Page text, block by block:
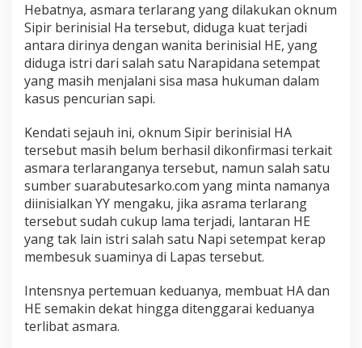
Hebatnya, asmara terlarang yang dilakukan oknum
Sipir berinisial Ha tersebut, diduga kuat terjadi
antara dirinya dengan wanita berinisial HE, yang
diduga istri dari salah satu Narapidana setempat
yang masih menjalani sisa masa hukuman dalam
kasus pencurian sapi.
Kendati sejauh ini, oknum Sipir berinisial HA
tersebut masih belum berhasil dikonfirmasi terkait
asmara terlaranganya tersebut, namun salah satu
sumber suarabutesarko.com yang minta namanya
diinisialkan YY mengaku, jika asrama terlarang
tersebut sudah cukup lama terjadi, lantaran HE
yang tak lain istri salah satu Napi setempat kerap
membesuk suaminya di Lapas tersebut.
Intensnya pertemuan keduanya, membuat HA dan
HE semakin dekat hingga ditenggarai keduanya
terlibat asmara.